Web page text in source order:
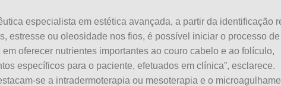
especialista em estética avançada, a partir da identificação
estresse ou oleosidade nos fios, é possível iniciar o processo de
oferecer nutrientes importantes ao couro cabelo e ao folículo,
específicos para o paciente, efetuados em clínica”, esclarece.
se a intradermoterapia ou mesoterapia e o